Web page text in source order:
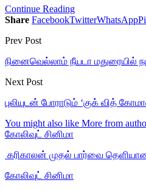
Continue Reading
Share FacebookTwitterWhatsApp
Prev Post
நினைவெல்லாம் நீயடா
Next Post
புலியுடன் போராடும் ‘குக் வித்
You might also like More from
கோலிவுட் சினிமா
கரிகாலன் முதல் பார்வை
கோலிவுட் சினிமா